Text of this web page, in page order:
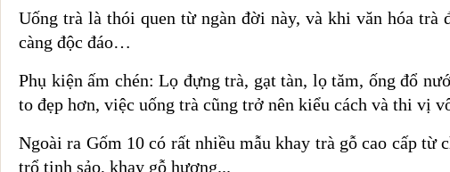
Uống trà là thói quen từ ngàn đời này, và khi văn hóa trà
càng độc đáo…
Phụ kiện ấm chén: Lọ đựng trà, gạt tàn, lọ tăm, ống đổ
to đẹp hơn, việc uống trà cũng trở nên kiểu cách và thi vị
Ngoài ra Gốm 10 có rất nhiều mẫu khay trà gỗ cao cấp
trổ tinh sảo, khay gỗ hương...